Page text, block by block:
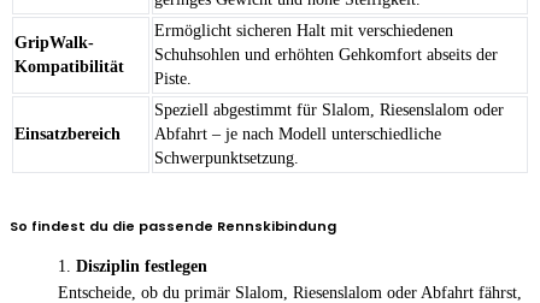
GripWalk-
Kompatibilität
Ermöglicht sicheren Halt mit verschiedenen
Schuhsohlen und erhöhten Gehkomfort abseits der
Piste.
Einsatzbereich
Speziell abgestimmt für Slalom, Riesenslalom oder
Abfahrt – je nach Modell unterschiedliche
Schwerpunktsetzung.
So findest du die passende Rennskibindung
Disziplin festlegen
Entscheide, ob du primär Slalom, Riesenslalom oder Abfahrt fährst,